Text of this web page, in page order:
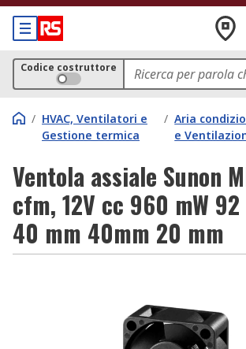
Codice costruttore
/ HVAC, Ventilatori e
Gestione termica
/ Aria
e
Ventola assiale Sunon
cfm, 12V cc 960 mW
40 mm 40mm 20 mm